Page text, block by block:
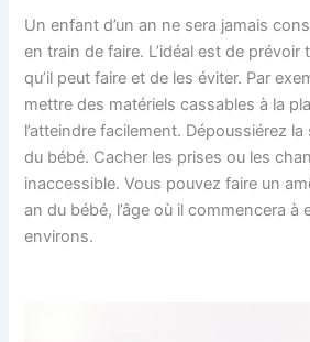
Un enfant d’un an ne sera jamais
en train de faire. L’idéal est de
qu’il peut faire et de les éviter. Par
mettre des matériels cassables à la
l’atteindre facilement. Dépoussiérez
du bébé. Cacher les prises ou les
inaccessible. Vous pouvez faire un
an du bébé, l’âge où il commencera à
environs.